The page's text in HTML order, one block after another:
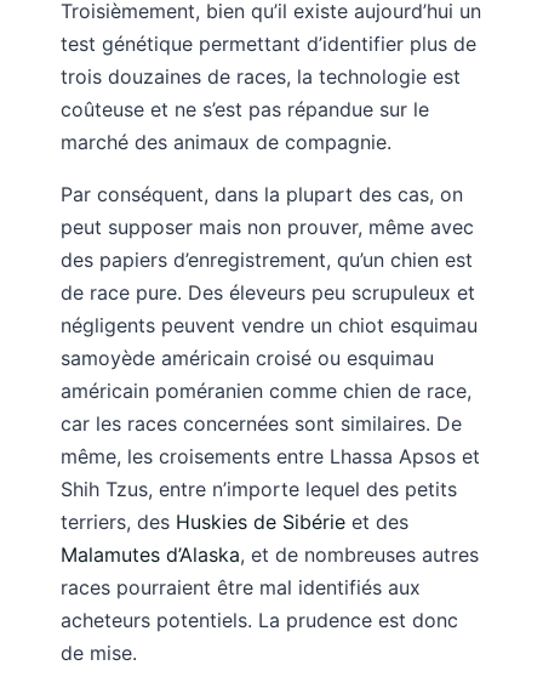
Troisièmement, bien qu’il existe aujourd’hui un
test génétique permettant d’identifier plus de
trois douzaines de races, la technologie est
coûteuse et ne s’est pas répandue sur le
marché des animaux de compagnie.
Par conséquent, dans la plupart des cas, on
peut supposer mais non prouver, même avec
des papiers d’enregistrement, qu’un chien est
de race pure. Des éleveurs peu scrupuleux et
négligents peuvent vendre un chiot esquimau
samoyède américain croisé ou esquimau
américain poméranien comme chien de race,
car les races concernées sont similaires. De
même, les croisements entre Lhassa Apsos et
Shih Tzus, entre n’importe lequel des petits
terriers, des Huskies de Sibérie et des
Malamutes d’Alaska, et de nombreuses autres
races pourraient être mal identifiés aux
acheteurs potentiels. La prudence est donc
de mise.